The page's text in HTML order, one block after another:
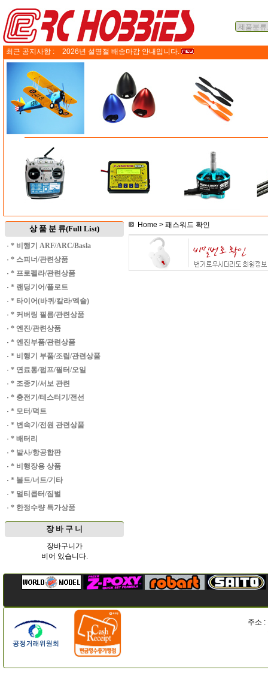
최근 공지사항 : 2026년 설명절 배송마감 안내입니다.
상 품 분 류(Full List)
· * 비행기 ARF/ARC/Basla
· * 스피너/관련상품
· * 프로펠라/관련상품
· * 랜딩기어/플로트
· * 타이어(바퀴/칼라/엑슬)
· * 커버링 필름/관련상품
· * 엔진/관련상품
· * 엔진부품/관련상품
· * 비행기 부품/조립/관련상품
· * 연료통/펌프/필터/오일
· * 조종기/서보 관련
· * 충전기/테스터기/전선
· * 모터/덕트
· * 변속기/전원 관련상품
· * 배터리
· * 발사/항공합판
· * 비행장용 상품
· * 볼트/너트/기타
· * 멀티콥터/짐벌
· * 한정수량 특가상품
장 바 구 니
장바구니가
비어 있습니다.
Home > 패스워드 확인
주소